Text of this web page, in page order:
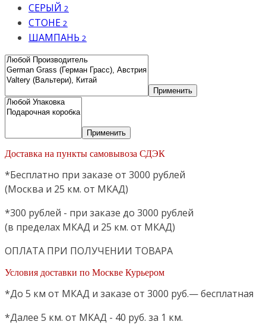
СЕРЫЙ 2
СТОНЕ 2
ШАМПАНЬ 2
Применить
Применить
Доставка на пункты самовывоза СДЭК
*Бесплатно при заказе от 3000 рублей
(Москва и 25 км. от МКАД)
*300 рублей - при заказе до 3000 рублей
(в пределах МКАД и 25 км. от МКАД)
ОПЛАТА ПРИ ПОЛУЧЕНИИ ТОВАРА
Условия доставки по Москве Курьером
*До 5 км от МКАД и заказе от 3000 руб.— бесплатная
*Далее 5 км. от МКАД - 40 руб. за 1 км.